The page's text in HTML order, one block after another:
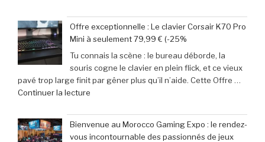
:
succès
phénoménal
grâce
à
une
Gaming
:
‘Street
Fighter
6’
explose
compteurs
de
Offre exceptionnelle : Le clavier Corsair K70 Pro
Mini à seulement 79,99 € (-25%
Tu connais la scène : le bureau déborde, la
souris cogne le clavier en plein flick, et ce vieux
pavé trop large finit par gêner plus qu’il n’aide. Cette Offre …
Continuer la lecture
exceptionnelle
:
Bienvenue au Morocco Gaming Expo : le rendez-
vous incontournable des passionnés de jeux